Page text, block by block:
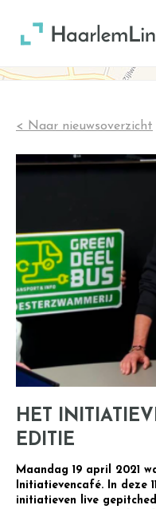
< Naar nieuwsoverzicht
HET
EDITIE
Maandag 19 april 2021
Initiatievencafé. In deze
initiatieven live